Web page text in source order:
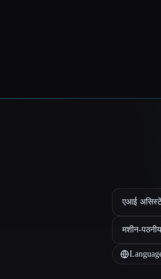
एआई
मशीन-